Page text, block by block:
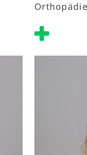
Orthopädie